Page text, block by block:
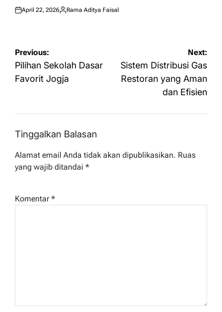
Posted
April 22, 2026
Posted
Rama Aditya Faisal
Navigasi
pos
Previous:
Pilihan Sekolah Dasar
Favorit Jogja
Next:
Sistem Distribusi Gas
Restoran yang Aman
dan Efisien
Tinggalkan Balasan
Alamat email Anda tidak akan dipublikasikan. Ruas
yang wajib ditandai *
Komentar*